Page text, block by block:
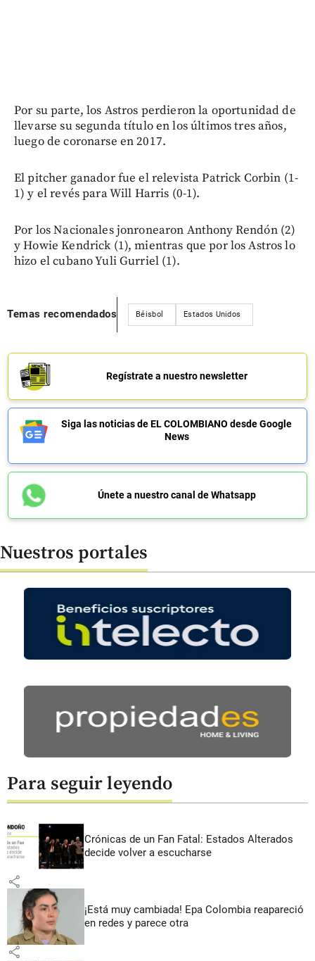
Por su parte, los Astros perdieron la oportunidad de
llevarse su segunda título en los últimos tres años,
luego de coronarse en 2017.
El pitcher ganador fue el relevista Patrick Corbin (1-
1) y el revés para Will Harris (0-1).
Por los Nacionales jonronearon Anthony Rendón (2)
y Howie Kendrick (1), mientras que por los Astros lo
hizo el cubano Yuli Gurriel (1).
Temas recomendados Béisbol Estados Unidos
Regístrate a nuestro newsletter
Siga las noticias de EL COLOMBIANO desde Google
News
Únete a nuestro canal de Whatsapp
Nuestros portales
Para seguir leyendo
Crónicas de un Fan Fatal: Estados Alterados
decide volver a escucharse
share
¡Está muy cambiada! Epa Colombia reapareció
en redes y parece otra
share